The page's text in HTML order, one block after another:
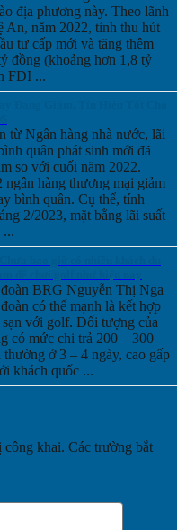
địa phương này. Theo lãnh
An, năm 2022, tỉnh thu hút
tư cấp mới và tăng thêm
đồng (khoảng hơn 1,8 tỷ
FDI ...
từ Ngân hàng nhà nước, lãi
quân phát sinh mới đã
so với cuối năm 2022.
ngân hàng thương mại giảm
bình quân. Cụ thể, tính
2/2023, mặt bằng lãi suất
...
BRG Nguyễn Thị Nga
có thế mạnh là kết hợp
với golf. Đối tượng của
có mức chi trả 200 – 300
ở 3 – 4 ngày, cao gấp
khách quốc ...
công khai. Các trường bắt